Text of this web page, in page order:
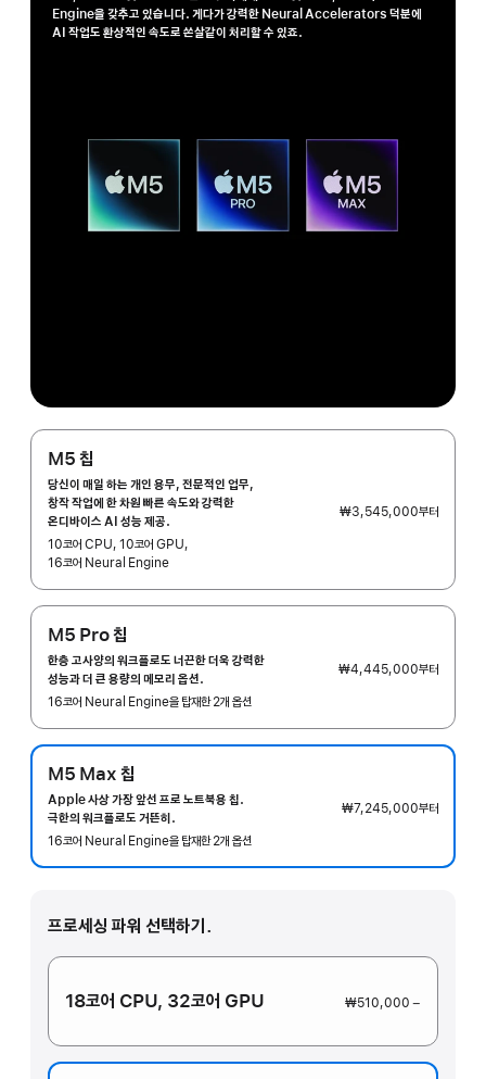
Engine을 갖추고 있습니다. 게다가 강력한 Neural Accelerators 덕분에
AI 작업도 환상적인 속도로 쏜살같이 처리할 수 있죠.
M5 칩
당신이 매일 하는 개인 용무, 전문적인 업무,
창작 작업에 한 차원 빠른 속도와 강력한
온디바이스 AI 성능 제공.
10코어 CPU, 10코어 GPU,
16코어 Neural Engine
₩3,545,000부터
M5 Pro 칩
한층 고사양의 워크플로도 너끈한 더욱 강력한
성능과 더 큰 용량의 메모리 옵션.
16코어 Neural Engine을 탑재한 2개 옵션
₩4,445,000부터
M5 Max 칩
Apple 사상 가장 앞선 프로 노트북용 칩.
극한의 워크플로도 거뜬히.
16코어 Neural Engine을 탑재한 2개 옵션
₩7,245,000부터
프로세싱 파워 선택하기.
18코어 CPU, 32코어 GPU ₩510,000 −